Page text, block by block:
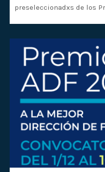
preseleccionadxs de los